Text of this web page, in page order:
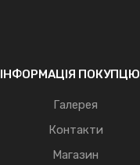
ІНФОРМАЦІЯ ПОКУПЦЮ
Галерея
Контакти
Магазин